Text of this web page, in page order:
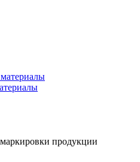
продукции